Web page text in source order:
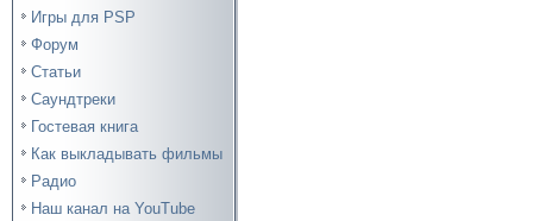
Игры для PSP
Форум
Статьи
Саундтреки
Гостевая книга
Как выкладывать фильмы
Радио
Наш канал на YouTube